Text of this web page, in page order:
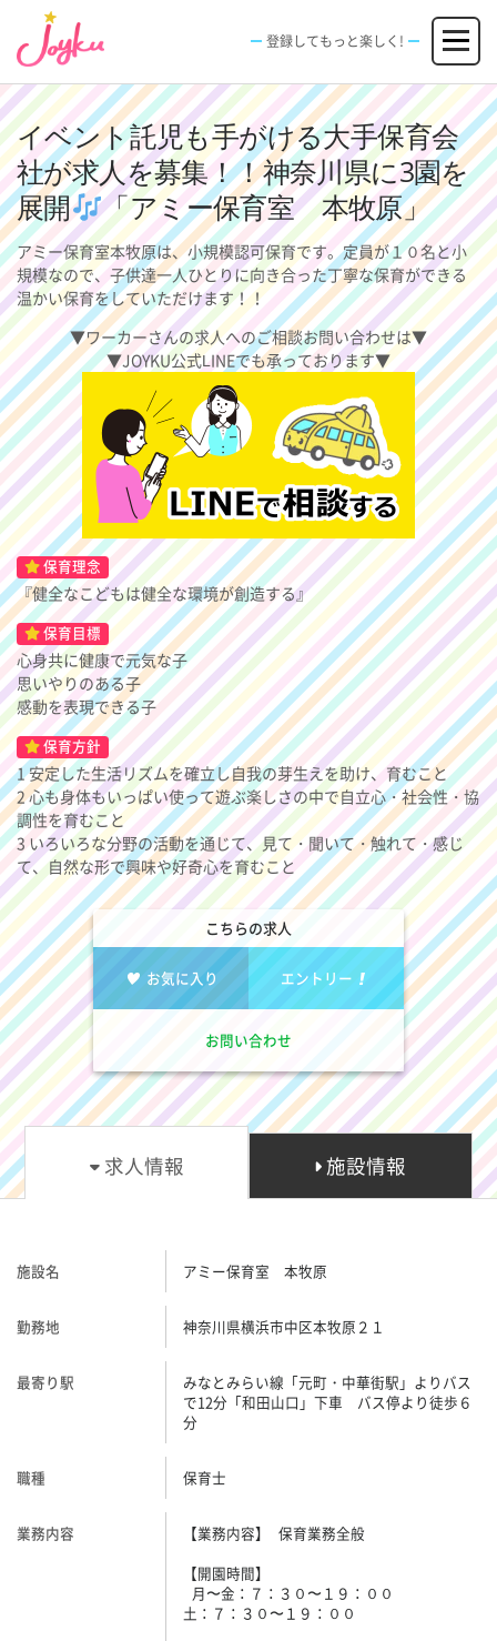
ン
ツ
へ
ス
キ
ッ
プ
メニュー
JOBS
求人情報
FACILITIES
施設
SPECIAL
エンタメ特典
EVENT
イベント
新規登録 ログイン
登録してもっと楽しく!
イベント託児も手がける大手保育会
社が求人を募集！！神奈川県に3園を
展開
「アミー保育室 本牧原」
アミー保育室本牧原は、小規模認可保育です。定員が１０名と小
規模なので、子供達一人ひとりに向き合った丁寧な保育ができる
温かい保育をしていただけます！！
▼ワーカーさんの求人へのご相談お問い合わせは▼
▼JOYKU公式LINEでも承っております▼
保育理念
『健全なこどもは健全な環境が創造する』
保育目標
心身共に健康で元気な子
思いやりのある子
感動を表現できる子
保育方針
1 安定した生活リズムを確立し自我の芽生えを助け、育むこと
2 心も身体もいっぱい使って遊ぶ楽しさの中で自立心・社会性・協
調性を育むこと
3 いろいろな分野の活動を通じて、見て・聞いて・触れて・感じ
て、自然な形で興味や好奇心を育むこと
こちらの求人
お気に入り エントリー
お問い合わせ
求人情報 施設情報
施設名 アミー保育室 本牧原
勤務地 神奈川県横浜市中区本牧原２１
最寄り駅
みなとみらい線「元町・中華街駅」よりバス
で12分「和田山口」下車 バス停より徒歩６
分
職種 保育士
業務内容
【業務内容】 保育業務全般
【開園時間】
月〜金：７：３０〜１９：００
土：７：３０〜１９：００